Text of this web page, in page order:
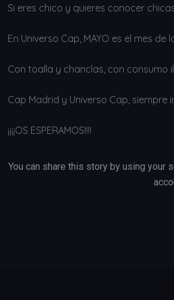
Si eres chico y quieres conocer
En Universo Cap, MAYO es el mes
Con toalla y chanclas, con consumo
Cap Madrid y Universo Cap, siempre
¡¡¡¡OS ESPERAMOS!!!!
You can share this story by using your